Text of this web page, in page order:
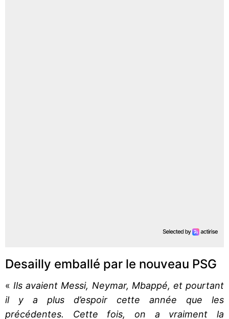
Desailly emballé par le nouveau PSG
« Ils avaient Messi, Neymar, Mbappé, et pourtant
il y a plus d’espoir cette année que les
précédentes. Cette fois, on a vraiment la